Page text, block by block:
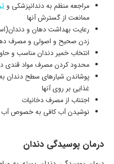
مراجعه منظم به دندانپزشکی و
ممانعت از گسترش آنها
رعایت بهداشت دهان و
زدن صحیح و اصولی و مصرف
انتخاب خمیر دندان مناسب و
محدود کردن مصرف مواد قندی
پوشاندن شیارهای سطح دندان
غذایی بر روی آنها
اجتناب از مصرف دخانیات
نوشیدن آب کافی به خصوص آب
درمان پوسیدگی دندان